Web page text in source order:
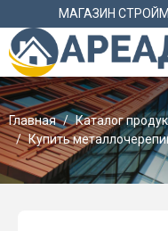
МАГАЗИН
Главная Каталог
Купить